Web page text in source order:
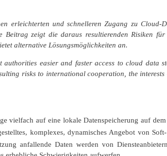
erleichterten und schnelleren Zugang zu
Beitrag zeigt die daraus resultierenden Risiken
alternative Lösungsmöglichkeiten an.
easier and faster access to cloud data
risks to international cooperation, the
vielfach auf eine lokale Datenspeicherung auf
komplexes, dynamisches Angebot von
anfallende Daten werden von